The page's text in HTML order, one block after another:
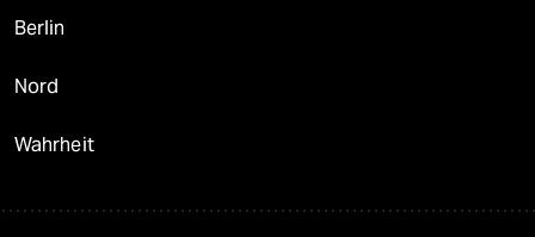
Berlin
Nord
Wahrheit